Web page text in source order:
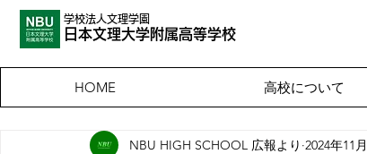
学校法人文理学園
​日本文理大学附属高等学校
HOME 高校について
NBU HIGH SCHOOL 広報より 2024年11